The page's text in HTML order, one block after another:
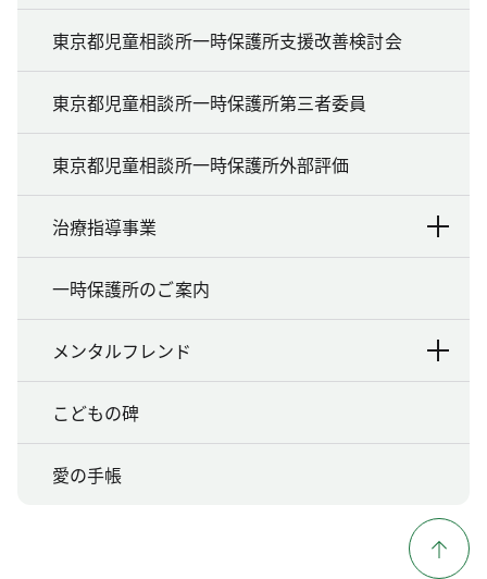
東京都児童相談所一時保護所支援改善検討会
東京都児童相談所一時保護所第三者委員
東京都児童相談所一時保護所外部評価
治療指導事業
一時保護所のご案内
メンタルフレンド
こどもの碑
愛の手帳